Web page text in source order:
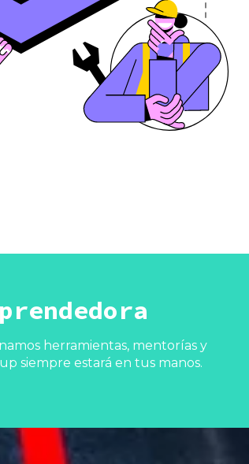
herramientas, mentorías y
siempre estará en tus manos.